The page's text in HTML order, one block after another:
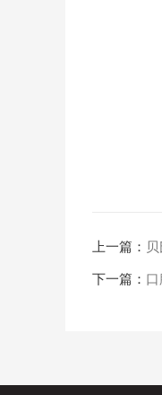
上一篇：
下一篇：